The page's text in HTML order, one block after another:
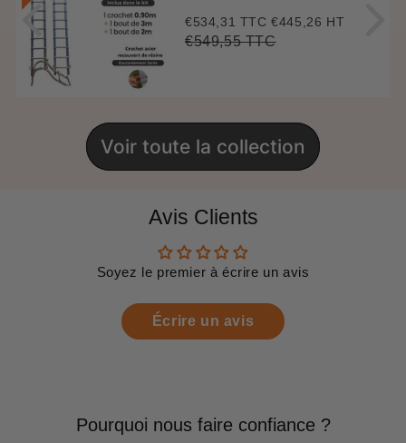
Prix
réduit
€534,31 TTC€534,31
€445,26 HT
Prix
€549,55 TTC€549,55
Voir toute la collection
Avis Clients
Soyez le premier à écrire un avis
Écrire un avis
Pourquoi nous faire confiance ?